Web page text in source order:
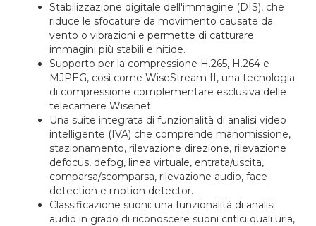
Stabilizzazione digitale dell'immagine (DIS), che
riduce le sfocature da movimento causate da
vento o vibrazioni e permette di catturare
immagini più stabili e nitide.
Supporto per la compressione H.265, H.264 e
MJPEG, così come WiseStream II, una tecnologia
di compressione complementare esclusiva delle
telecamere Wisenet.
Una suite integrata di funzionalità di analisi video
intelligente (IVA) che comprende manomissione,
stazionamento, rilevazione direzione, rilevazione
defocus, defog, linea virtuale, entrata/uscita,
comparsa/scomparsa, rilevazione audio, face
detection e motion detector.
Classificazione suoni: una funzionalità di analisi
audio in grado di riconoscere suoni critici quali urla,